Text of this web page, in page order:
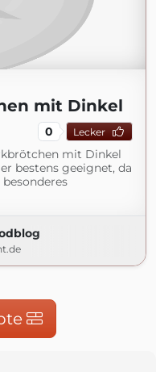
mit Dinkel
0 Lecker
mit Dinkel
bestens geeignet, da